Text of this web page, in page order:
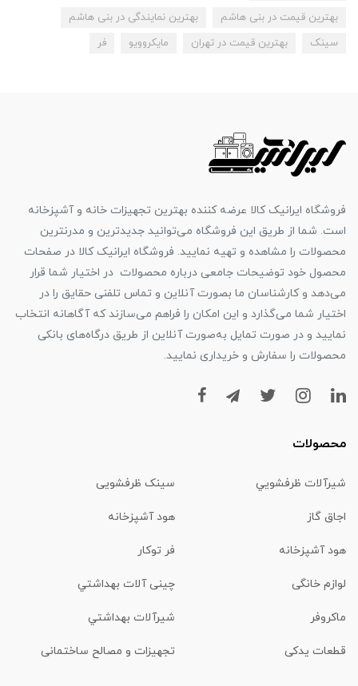
بهترین قیمت در بنی هاشم
بهترین نمایندگی در بنی هاشم
سینک
بهترین قیمت در تهران مایکروویو فر
فروشگاه ایرانیک کالا عرضه کننده بهترین تجهیزات خانه و آشپزخانه
است. شما از طریق این فروشگاه می‌توانید جدیدترین و مدرنترین
محصولات را مشاهده و تهیه نمایید. فروشگاه ایرانیک کالا در صفحات
محصول خود توضیحات جامعی درباره محصولات در اختیار شما قرار
می‌دهد و کارشناسان ما بصورت آنلاین و تماس تلفنی حقایق را در
اختیار شما می‌گذارد و این امکان را فراهم می‌سازند که آگاهانه انتخاب
نمایید و در صورت تمایل به‌صورت آنلاین از طریق درگاه‌های بانکی
محصولات را سفارش و خریداری نمایید.
محصولات
شیرآلات ظرفشويي سینک ظرفشویی
اجاق گاز هود آشپزخانه
هود آشپزخانه فر توکار
لوازم خانگی چینی آلات بهداشتي
ماكروفر شیرآلات بهداشتي
قطعات یدکی تجهیزات و مصالح ساختمانی